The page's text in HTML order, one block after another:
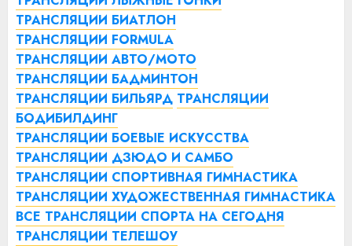
ТРАНСЛЯЦИИ БИАТЛОН
ТРАНСЛЯЦИИ FORMULA
ТРАНСЛЯЦИИ АВТО/МОТО
ТРАНСЛЯЦИИ БАДМИНТОН
ТРАНСЛЯЦИИ БИЛЬЯРД ТРАНСЛЯЦИИ
БОДИБИЛДИНГ
ТРАНСЛЯЦИИ БОЕВЫЕ ИСКУССТВА
ТРАНСЛЯЦИИ ДЗЮДО И САМБО
ТРАНСЛЯЦИИ СПОРТИВНАЯ ГИМНАСТИКА
ТРАНСЛЯЦИИ ХУДОЖЕСТВЕННАЯ ГИМНАСТИКА
ВСЕ ТРАНСЛЯЦИИ СПОРТА НА СЕГОДНЯ
ТРАНСЛЯЦИИ ТЕЛЕШОУ